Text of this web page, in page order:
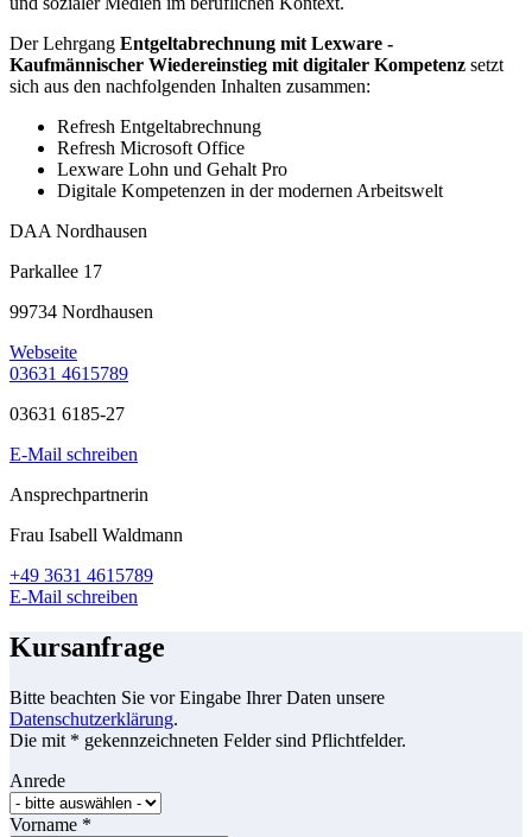
Der Lehrgang Entgeltabrechnung mit Lexware -
Kaufmännischer Wiedereinstieg mit digitaler Kompetenz setzt
sich aus den nachfolgenden Inhalten zusammen:
Refresh Entgeltabrechnung
Refresh Microsoft Office
Lexware Lohn und Gehalt Pro
Digitale Kompetenzen in der modernen Arbeitswelt
DAA Nordhausen
Parkallee 17
99734 Nordhausen
Webseite
03631 4615789
03631 6185-27
E-Mail schreiben
Ansprechpartnerin
Frau Isabell Waldmann
+49 3631 4615789
E-Mail schreiben
Kursanfrage
Bitte beachten Sie vor Eingabe Ihrer Daten unsere
Datenschutzerklärung.
Die mit * gekennzeichneten Felder sind Pflichtfelder.
Anrede
Vorname *